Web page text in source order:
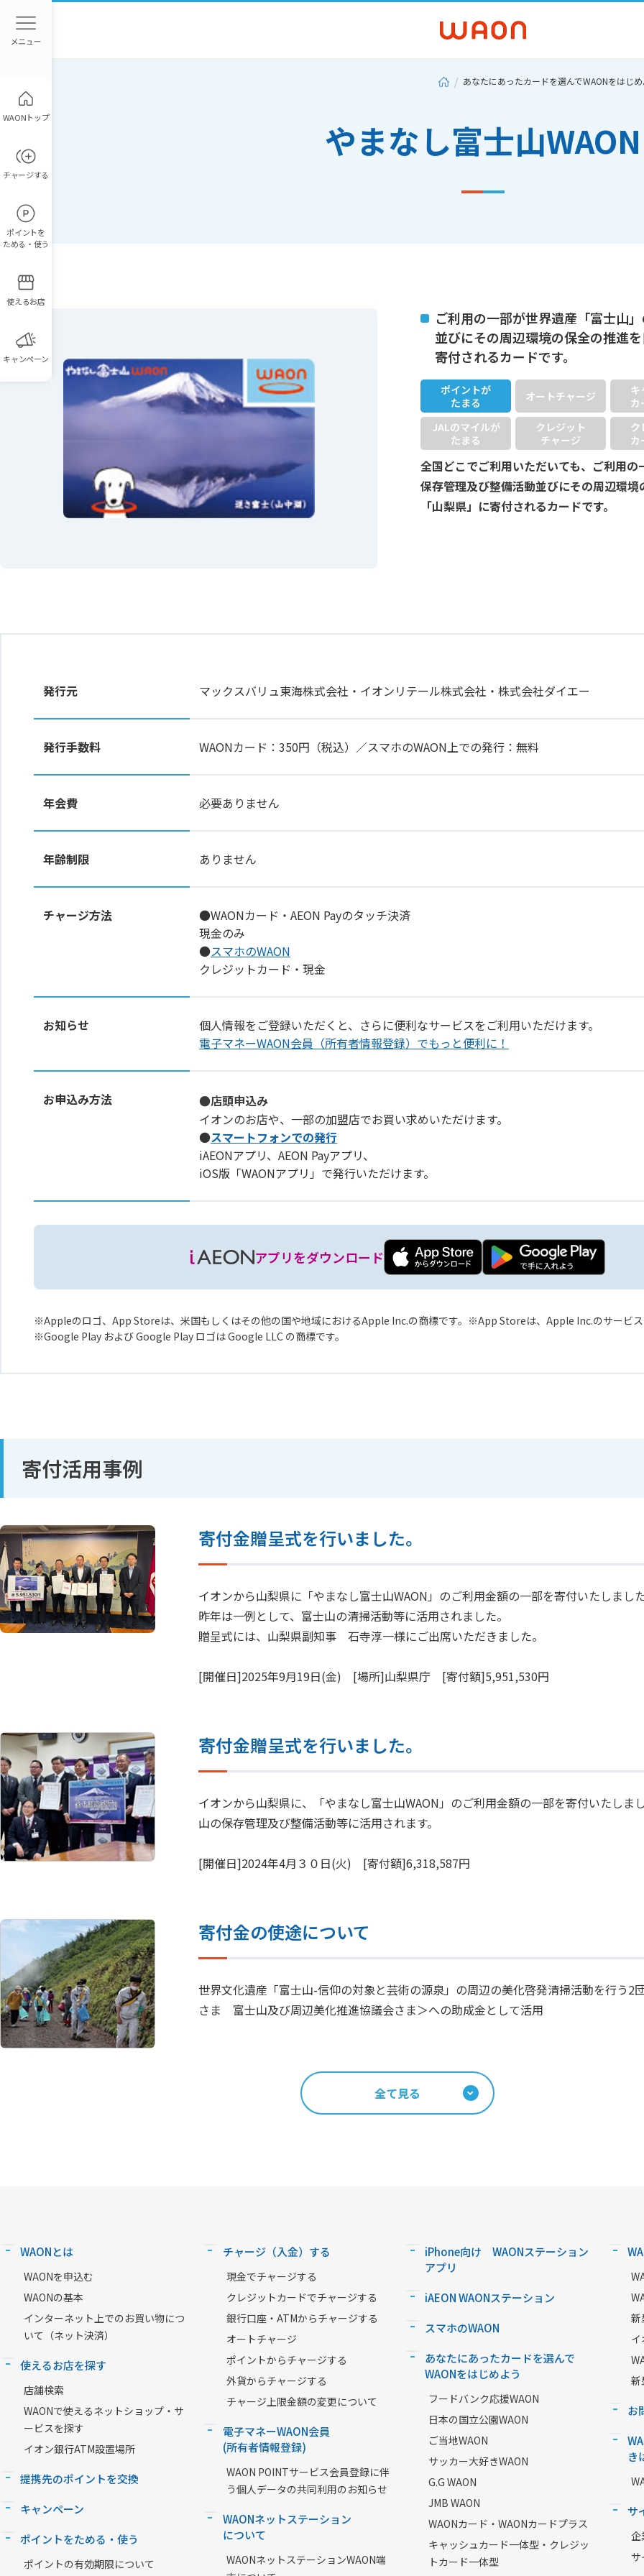
WAONトップ
チャージする
ポイントを
ためる・使う
使えるお店
キャンペーン
あなたにあったカードを選んでWAONをはじめ
やまなし富士山WAON
ご利用の一部が世界遺産「富士山
並びにその周辺環境の保全の推進
寄付されるカードです。
ポイントが
たまる
オートチャージ
キ
カ
JALのマイルが
たまる
クレジット
チャージ
ク
カ
全国どこでご利用いただいても、ご利用
保存管理及び整備活動並びにその周辺環
「山梨県」に寄付されるカードです。
発行元 マックスバリュ東海株式会社・イオンリテール株式会社・株式会社ダイエー
発行手数料 WAONカード：350円（税込）／スマホのWAON上での発行：無料
年会費 必要ありません
年齢制限 ありません
チャージ方法
●WAONカード・AEON Payのタッチ決済
現金のみ
●スマホのWAON
クレジットカード・現金
お知らせ
個人情報をご登録いただくと、さらに便利なサービスをご利用いただけます。
電子マネーWAON会員（所有者情報登録）でもっと便利に！
お申込み方法
●店頭申込み
イオンのお店や、一部の加盟店でお買い求めいただけます。
●スマートフォンでの発行
iAEONアプリ、AEON Payアプリ、
iOS版「WAONアプリ」で発行いただけます。
アプリをダウンロード
Appleのロゴ、App Storeは、米国もしくはその他の国や地域におけるApple Inc.の商標です。
App Storeは、Apple Inc.のサービス
Google Play および Google Play ロゴは Google LLC の商標です。
寄付活用事例
寄付金贈呈式を行いました。
イオンから山梨県に「やまなし富士山WAON」のご利用金額の一部を寄付いたしました
昨年は一例として、富士山の清掃活動等に活用されました。
贈呈式には、山梨県副知事 石寺淳一様にご出席いただきました。
[開催日]2025年9月19日(金) [場所]山梨県庁 [寄付額]5,951,530円
寄付金贈呈式を行いました。
イオンから山梨県に、「やまなし富士山WAON」のご利用金額の一部を寄付いたしま
山の保存管理及び整備活動等に活用されます。
[開催日]2024年4月３０日(火) [寄付額]6,318,587円
寄付金の使途について
世界文化遺産「富士山-信仰の対象と芸術の源泉」の周辺の美化啓発清掃活動を行う2
さま 富士山及び周辺美化推進協議会さま＞への助成金として活用
全て見る
WAONとは
WAONを申込む
WAONの基本
インターネット上でのお買い物につ
いて（ネット決済）
使えるお店を探す
店舗検索
WAONで使えるネットショップ・サ
ービスを探す
イオン銀行ATM設置場所
提携先のポイントを交換
キャンペーン
ポイントをためる・使う
ポイントの有効期限について
チャージ（入金）する
現金でチャージする
クレジットカードでチャージする
銀行口座・ATMからチャージする
オートチャージ
ポイントからチャージする
外貨からチャージする
チャージ上限金額の変更について
電子マネーWAON会員
(所有者情報登録)
WAON POINTサービス会員登録に伴
う個人データの共同利用のお知らせ
WAONネットステーション
について
WAONネットステーションWAON端
iPhone向け WAONステーション
アプリ
iAEON WAONステーション
スマホのWAON
あなたにあったカードを選んで
WAONをはじめよう
フードバンク応援WAON
日本の国立公園WAON
ご当地WAON
サッカー大好きWAON
G.G WAON
JMB WAON
WAONカード・WAONカードプラス
キャッシュカード一体型・クレジッ
トカード一体型
新
イ
新
お
き
サ
企